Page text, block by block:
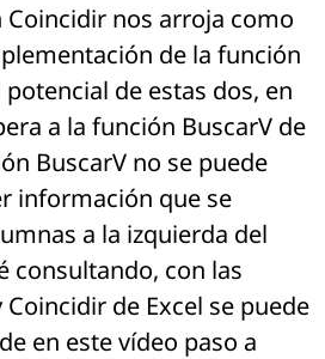
nos arroja como
de la función
potencial de estas dos, en
a la función BuscarV de
BuscarV no se puede
información que se
a la izquierda del
consultando, con las
de Excel se puede
en este vídeo paso a